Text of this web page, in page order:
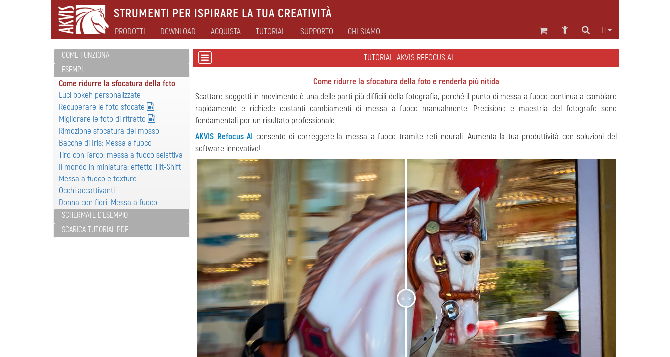
STRUMENTI PER ISPIRARE LA TUA CREATIVITÀ
IT
PRODOTTI DOWNLOAD ACQUISTA TUTORIAL SUPPORTO CHI SIAMO
COME FUNZIONA
ESEMPI
Come ridurre la sfocatura della foto
Luci bokeh personalizzate
Recuperare le foto sfocate
Migliorare le foto di ritratto
Rimozione sfocatura del mosso
Bacche di Iris: Messa a fuoco
Tiro con l'arco: messa a fuoco selettiva
Il mondo in miniatura: effetto Tilt-Shift
Messa a fuoco e texture
Occhi accattivanti
Donna con fiori: Messa a fuoco
SCHERMATE D'ESEMPIO
SCARICA TUTORIAL PDF
TUTORIAL: AKVIS REFOCUS AI
Come ridurre la sfocatura della foto e renderla più nitida
Scattare soggetti in movimento è una delle parti più difficili della fotografia, perché il punto di messa a fuoco continua a cambiare
rapidamente e richiede costanti cambiamenti di messa a fuoco manualmente. Precisione e maestria del fotografo sono
fondamentali per un risultato professionale.
AKVIS Refocus AI consente di correggere la messa a fuoco tramite reti neurali. Aumenta la tua produttività con soluzioni del
software innovativo!
< >